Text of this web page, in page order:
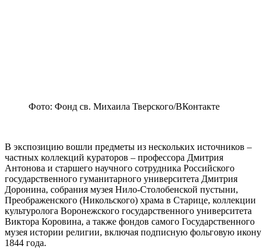
Фото: Фонд св. Михаила Тверского/ВКонтакте
В экспозицию вошли предметы из нескольких источников –
частных коллекций кураторов – профессора Дмитрия
Антонова и старшего научного сотрудника Российского
государственного гуманитарного университета Дмитрия
Доронина, собрания музея Нило-Столобенской пустыни,
Преображенского (Никольского) храма в Старице, коллекции
культуролога Воронежского государственного университета
Виктора Коровина, а также фондов самого Государственного
музея истории религии, включая подписную фольговую икону
1844 года.